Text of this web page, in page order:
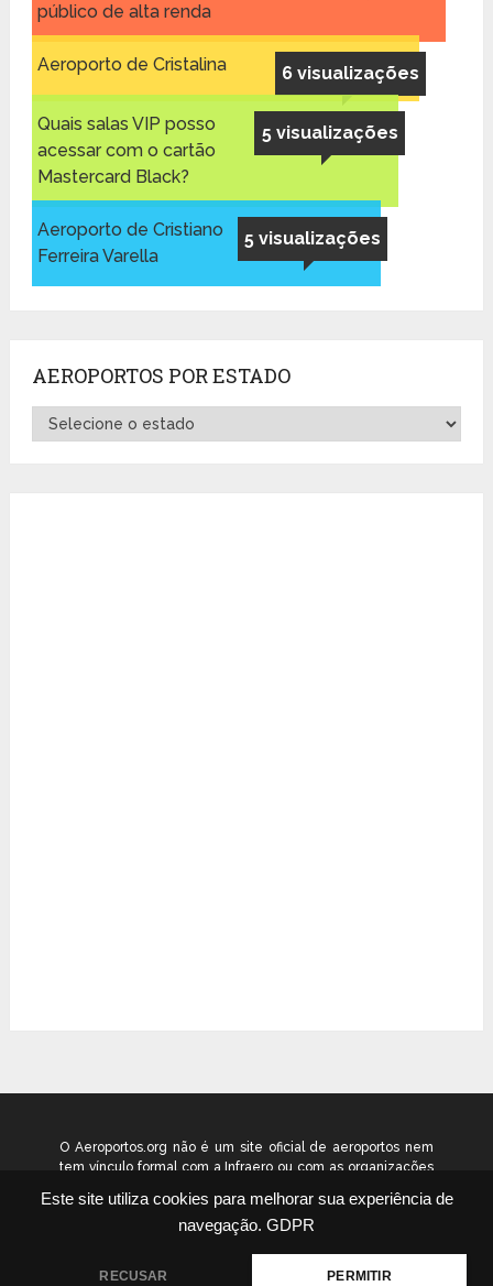
Este site utiliza cookies para melhorar sua experiência de
navegação. GDPR
RECUSAR PERMITIR
público de alta renda
6 visualizações
Aeroporto de Cristalina
5 visualizações
Quais salas VIP posso
acessar com o cartão
Mastercard Black?
5 visualizações
Aeroporto de Cristiano
Ferreira Varella
AEROPORTOS POR ESTADO
Aeroportos
por
O Aeroportos.org não é um site oficial de aeroportos nem
tem vínculo formal com a Infraero ou com as organizações
como um guia independente de informação voltado ao
público geral. © 2026 aeroportos.org – Todos os direitos